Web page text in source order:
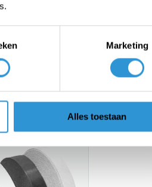
Marketing
Alles toestaan